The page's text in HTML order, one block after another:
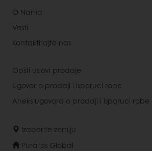
O Nama
Vesti
Kontaktirajte nas
Opšti uslovi prodaje
Ugovor o prodaji i isporuci robe
Aneks ugovora o prodaji i isporuci robe
Izaberite zemlju
Puratos Global